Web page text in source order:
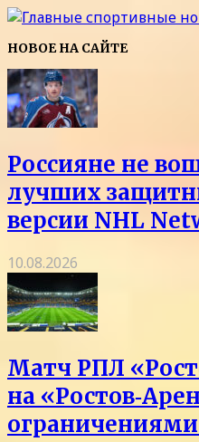
НОВОЕ НА САЙТЕ
Россияне не
лучших
версии NHL
10.08.2026
Матч РПЛ
на